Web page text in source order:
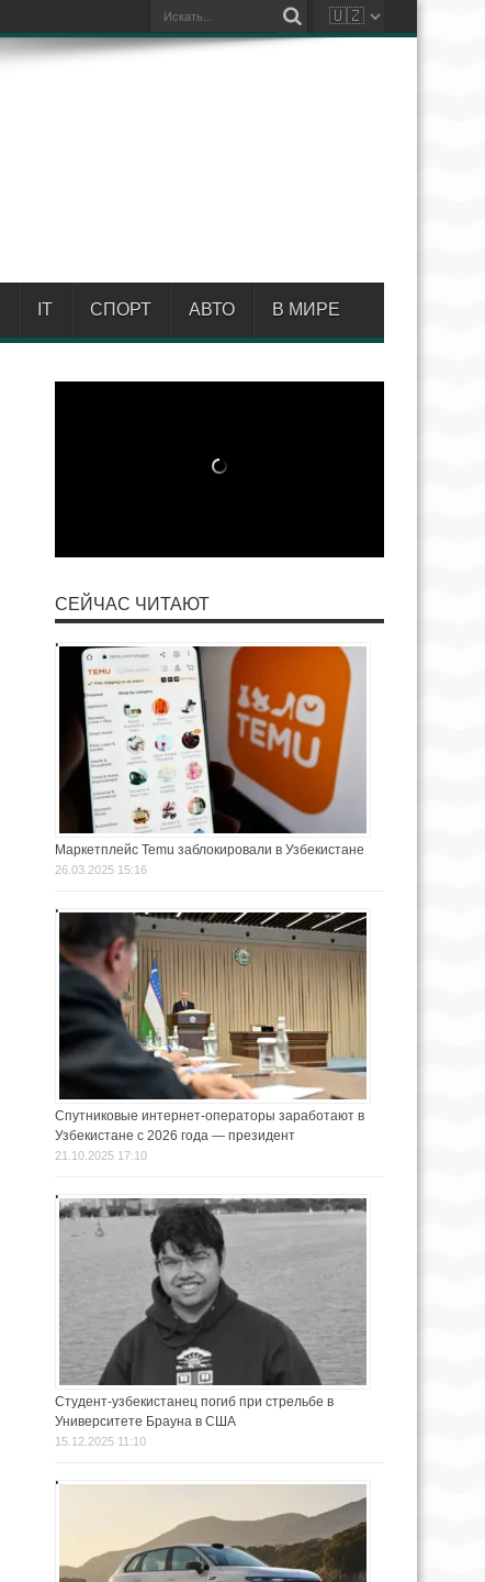
IT СПОРТ АВТО В МИРЕ
СЕЙЧАС ЧИТАЮТ
Маркетплейс Temu заблокировали в Узбекистане
26.03.2025 15:16
Спутниковые интернет-операторы заработают в
Узбекистане с 2026 года — президент
21.10.2025 17:10
Студент-узбекистанец погиб при стрельбе в
Университете Брауна в США
15.12.2025 11:10